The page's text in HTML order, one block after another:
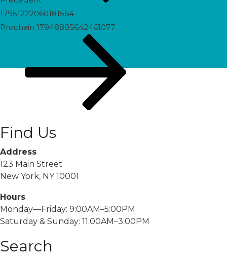
17951222060181564
Prochain
Prochain 17948885642461077
Find Us
Address
123 Main Street
New York, NY 10001
Hours
Monday—Friday: 9:00AM–5:00PM
Saturday & Sunday: 11:00AM–3:00PM
Search